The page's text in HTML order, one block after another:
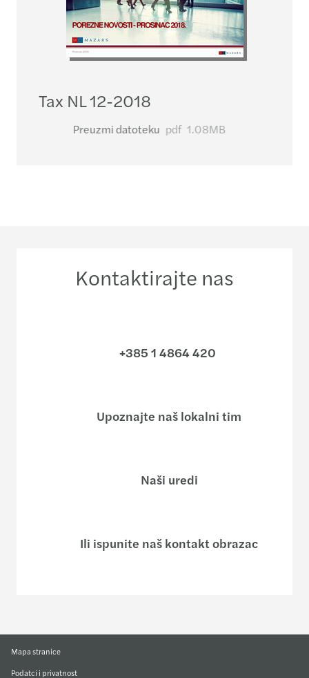
Tax NL 12-2018
Preuzmi datoteku pdf 1.08MB
Kontaktirajte nas
+385 1 4864 420
Upoznajte naš lokalni tim
Naši uredi
Ili ispunite naš kontakt obrazac
Mapa stranice
Podatci i privatnost